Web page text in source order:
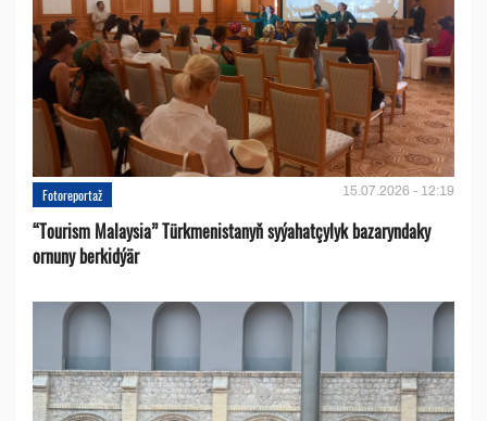
Fotoreportaž 15.07.2026 - 12:19
“Tourism Malaysia” Türkmenistanyň syýahatçylyk bazaryndaky
ornuny berkidýär